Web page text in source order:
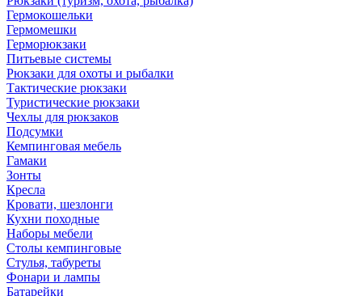
Гермокошельки
Гермомешки
Герморюкзаки
Питьевые системы
Рюкзаки для охоты и рыбалки
Тактические рюкзаки
Туристические рюкзаки
Чехлы для рюкзаков
Подсумки
Кемпинговая мебель
Гамаки
Зонты
Кресла
Кровати, шезлонги
Кухни походные
Наборы мебели
Столы кемпинговые
Стулья, табуреты
Фонари и лампы
Батарейки